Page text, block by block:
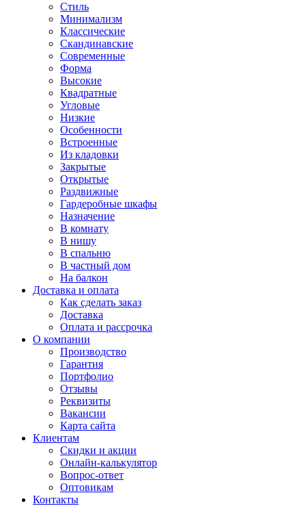
Стиль
Минимализм
Классические
Скандинавские
Современные
Форма
Высокие
Квадратные
Угловые
Низкие
Особенности
Встроенные
Из кладовки
Закрытые
Открытые
Раздвижные
Гардеробные шкафы
Назначение
В комнату
В нишу
В спальню
В частный дом
На балкон
Доставка и оплата
Как сделать заказ
Доставка
Оплата и рассрочка
О компании
Производство
Гарантия
Портфолио
Отзывы
Реквизиты
Вакансии
Карта сайта
Клиентам
Скидки и акции
Онлайн-калькулятор
Вопрос-ответ
Оптовикам
Контакты